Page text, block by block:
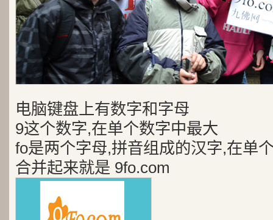
电脑键盘上有数字和字母
9这个数字,在单个数字中最大
fo是两个字母,拼音组成的汉字,在单
合并起来就是 9fo.com